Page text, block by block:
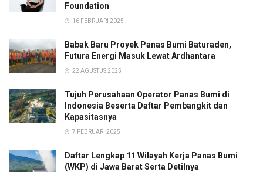
Foundation
16 FEBRUARI 2025
Babak Baru Proyek Panas Bumi Baturaden,
Futura Energi Masuk Lewat Ardhantara
22 AGUSTUS 2025
Tujuh Perusahaan Operator Panas Bumi di
Indonesia Beserta Daftar Pembangkit dan
Kapasitasnya
7 FEBRUARI 2025
Daftar Lengkap 11 Wilayah Kerja Panas Bumi
(WKP) di Jawa Barat Serta Detilnya